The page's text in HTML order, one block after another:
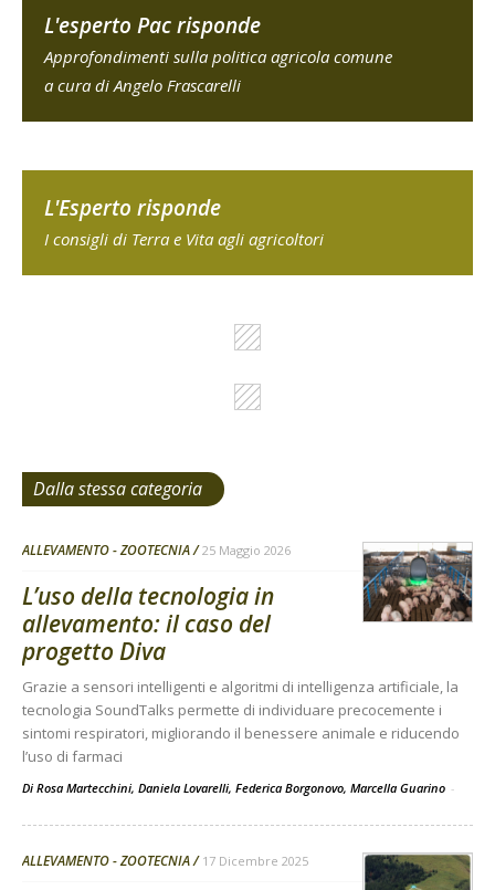
L'esperto Pac risponde
Approfondimenti sulla politica agricola comune
a cura di Angelo Frascarelli
L'Esperto risponde
I consigli di Terra e Vita agli agricoltori
Dalla stessa categoria
ALLEVAMENTO - ZOOTECNIA 25 Maggio 2026
L’uso della tecnologia in
allevamento: il caso del
progetto Diva
Grazie a sensori intelligenti e algoritmi di intelligenza artificiale, la
tecnologia SoundTalks permette di individuare precocemente i
sintomi respiratori, migliorando il benessere animale e riducendo
l’uso di farmaci
Di Rosa Martecchini, Daniela Lovarelli, Federica Borgonovo, Marcella Guarino -
ALLEVAMENTO - ZOOTECNIA 17 Dicembre 2025